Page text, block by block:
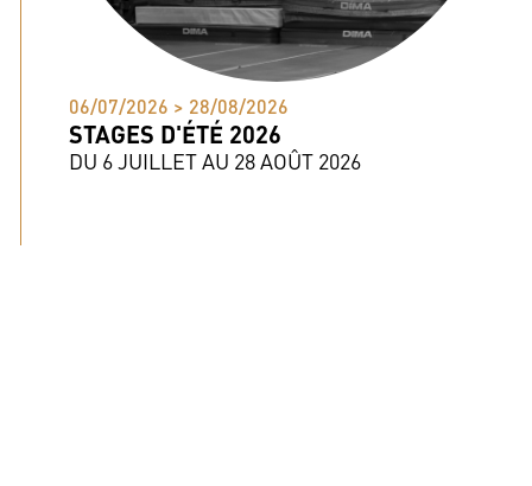
06/07/2026 > 28/08/2026
STAGES D'ÉTÉ 2026
DU 6 JUILLET AU 28 AOÛT 2026